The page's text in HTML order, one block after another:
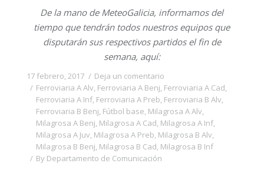
De la mano de MeteoGalicia, informamos del
tiempo que tendrán todos nuestros equipos que
disputarán sus respectivos partidos el fin de
semana, aquí:
17 febrero, 2017
Deja un comentario
Ferroviaria A Alv, Ferroviaria A Benj, Ferroviaria A Cad,
Ferroviaria A Inf, Ferroviaria A Preb, Ferroviaria B Alv,
Ferroviaria B Benj, Fútbol base, Milagrosa A Alv,
Milagrosa A Benj, Milagrosa A Cad, Milagrosa A Inf,
Milagrosa A Juv, Milagrosa A Preb, Milagrosa B Alv,
Milagrosa B Benj, Milagrosa B Cad, Milagrosa B Inf
By Departamento de Comunicación